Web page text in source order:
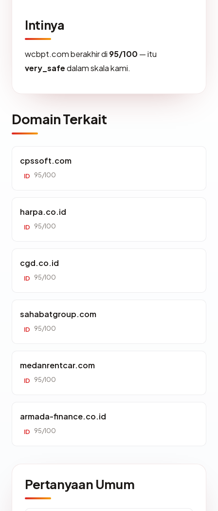
Intinya
wcbpt.com berakhir di 95/100 — itu
very_safedalam skala kami.
Domain Terkait
cpssoft.com
ID 95/100
harpa.co.id
ID 95/100
cgd.co.id
ID 95/100
sahabatgroup.com
ID 95/100
medanrentcar.com
ID 95/100
armada-finance.co.id
ID 95/100
Pertanyaan Umum